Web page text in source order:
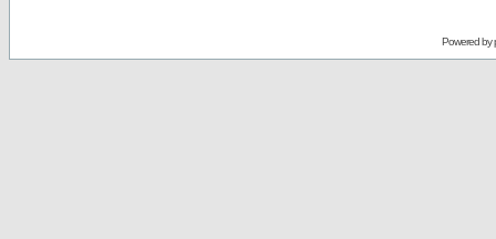
Powered by